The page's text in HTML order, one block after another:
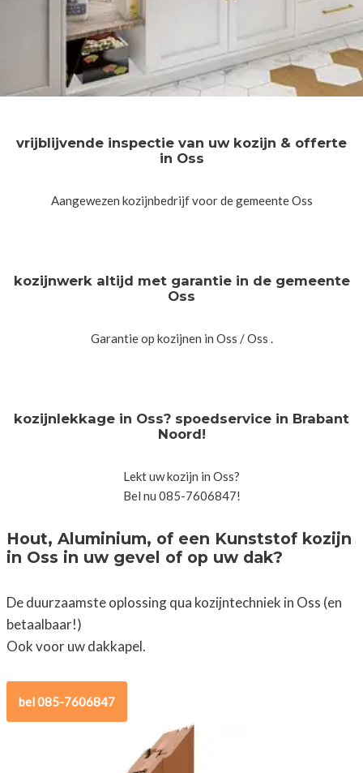
vrijblijvende inspectie van uw kozijn & offerte
in Oss
Aangewezen kozijnbedrijf voor de gemeente Oss
kozijnwerk altijd met garantie in de gemeente
Oss
Garantie op kozijnen in Oss / Oss .
kozijnlekkage in Oss? spoedservice in Brabant
Noord!
Lekt uw kozijn in Oss?
Bel nu 085-7606847!
Hout, Aluminium, of een Kunststof kozijn
in Oss in uw gevel of op uw dak?
De duurzaamste oplossing qua kozijntechniek in Oss (en
betaalbaar!)
Ook voor uw dakkapel.
bel 085-7606847